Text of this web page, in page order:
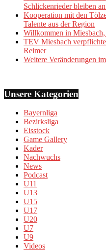
Schlickenrieder bleiben
Kooperation mit den
Talente aus der Region
Willkommen in
TEV Miesbach
Reimer
Weitere Veränderungen
Unsere Kategorien
Bayernliga
Bezirksliga
Eisstock
Game Gallery
Kader
Nachwuchs
News
Podcast
U11
U13
U15
U17
U20
U7
U9
Videos